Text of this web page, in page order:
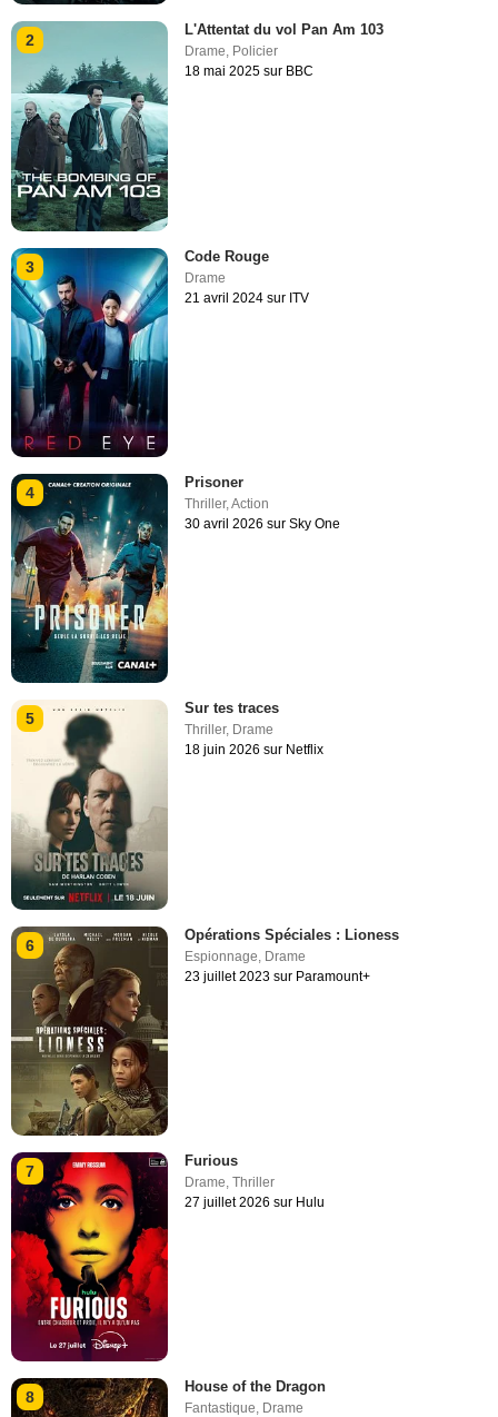
2
L'Attentat du vol Pan Am 103
Drame, Policier
18 mai 2025 sur BBC
3
Code Rouge
Drame
21 avril 2024 sur ITV
4
Prisoner
Thriller,Action
30 avril 2026 sur Sky One
5
Sur tes traces
Thriller, Drame
18 juin 2026 sur Netflix
6
Opérations Spéciales : Lioness
Espionnage Drame
23 juillet 2023 sur Paramount+
7
Furious
Drame,Thriller
27 juillet 2026 sur Hulu
8
House of the Dragon
Fantastique, Drame